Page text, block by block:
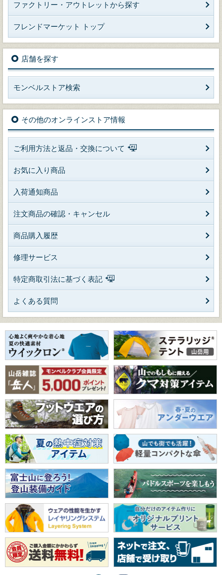
ファクトリー・アウトレットから探す
フレンドマーケット トップ
店舗を探す
モンベルストア検索
その他のオンラインストア情報
ご利用方法と返品・交換について
お気に入り商品
入荷通知商品
注文商品の確認・キャンセル
商品購入履歴
修理サービス
特定商取引法に基づく表記
よくある質問